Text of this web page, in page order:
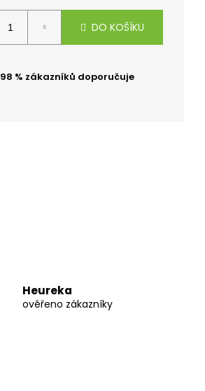
DO KOŠÍKU
98 % zákazníků doporučuje
Heureka
ověřeno zákazníky